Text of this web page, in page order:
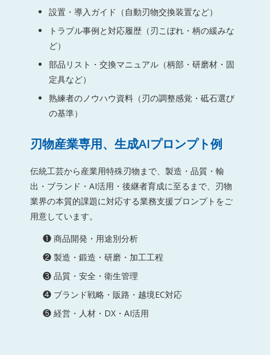
設置・導入ガイド（自動刃物交換装置など）
トラブル事例と対応履歴（刃こぼれ・柄の緩みな
ど）
部品リスト・交換マニュアル（柄部・研磨材・固
定具など）
熟練者のノウハウ資料（刃の調整感覚・砥石選び
の基準）
刃物産業専用、生成AIプロンプト例
伝統工芸から産業用特殊刃物まで、製造・品質・輸
出・ブランド・AI活用・後継者育成に至るまで、刃物
業界の本質的課題に対応する業務支援プロンプトをご
用意しています。
❶ 商品開発・用途別分析
❷ 製造・鍛造・研磨・加工工程
❸ 品質・安全・衛生管理
❹ ブランド戦略・販路・越境EC対応
❺ 経営・人材・DX・AI活用